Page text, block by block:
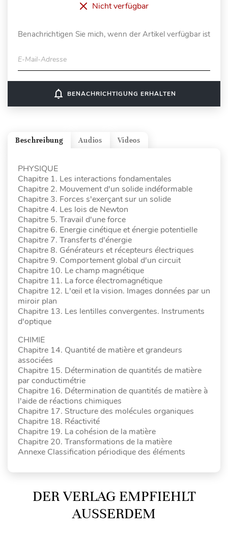
Nicht verfügbar
Benachrichtigen Sie mich, wenn der Artikel verfügbar ist
E-Mail-Adresse
notifications_none BENACHRICHTIGUNG ERHALTEN
Videos
Audios
Beschreibung
PHYSIQUE
Chapitre 1. Les interactions fondamentales
Chapitre 2. Mouvement d'un solide indéformable
Chapitre 3. Forces s'exerçant sur un solide
Chapitre 4. Les lois de Newton
Chapitre 5. Travail d'une force
Chapitre 6. Energie cinétique et énergie potentielle
Chapitre 7. Transferts d'énergie
Chapitre 8. Générateurs et récepteurs électriques
Chapitre 9. Comportement global d'un circuit
Chapitre 10. Le champ magnétique
Chapitre 11. La force électromagnétique
Chapitre 12. L'œil et la vision. Images données par un
miroir plan
Chapitre 13. Les lentilles convergentes. Instruments
d'optique
CHIMIE
Chapitre 14. Quantité de matière et grandeurs
associées
Chapitre 15. Détermination de quantités de matière
par conductimétrie
Chapitre 16. Détermination de quantités de matière à
l'aide de réactions chimiques
Chapitre 17. Structure des molécules organiques
Chapitre 18. Réactivité
Chapitre 19. La cohésion de la matière
Chapitre 20. Transformations de la matière
Annexe Classification périodique des éléments
DER VERLAG EMPFIEHLT
AUSSERDEM